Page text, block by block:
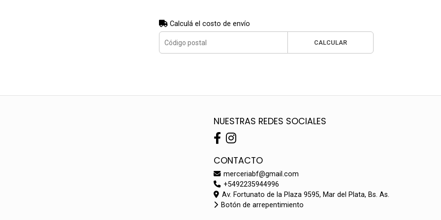
Calculá el costo de envío
CALCULAR
NUESTRAS REDES SOCIALES
CONTACTO
merceriabf@gmail.com
+5492235944996
Av. Fortunato de la Plaza 9595, Mar del Plata, Bs. As.
Botón de arrepentimiento